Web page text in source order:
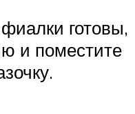
готовы,
и поместите